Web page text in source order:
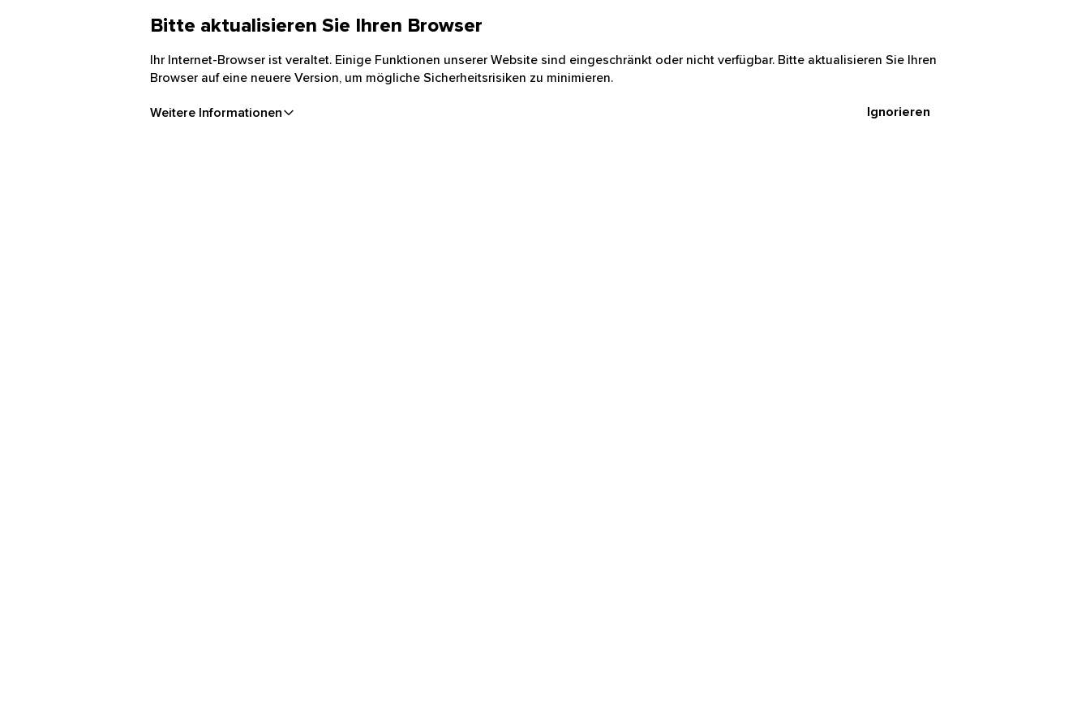
Bitte aktualisieren Sie Ihren Browser
Ihr Internet-Browser ist veraltet. Einige Funktionen unserer Website sind eingeschränkt oder nicht verfügbar. Bitte aktualisieren Sie Ihren
Browser auf eine neuere Version, um mögliche Sicherheitsrisiken zu minimieren.
Weitere Informationen Ignorieren